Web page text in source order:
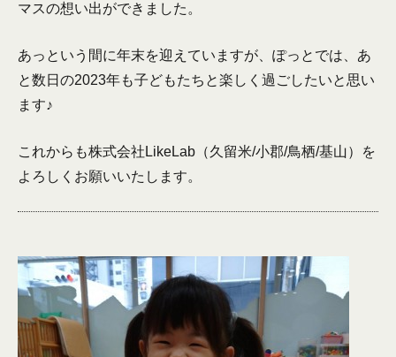
マスの想い出ができました。
あっという間に年末を迎えていますが、ぽっとでは、あ
と数日の2023年も子どもたちと楽しく過ごしたいと思い
ます♪
これからも株式会社LikeLab（久留米/小郡/鳥栖/基山）を
よろしくお願いいたします。